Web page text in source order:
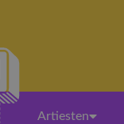
Artiesten